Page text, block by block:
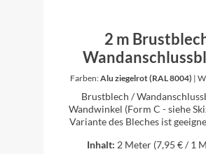
2 m
Wandwinkel
Dachblech
farbig 0,8 mm stark
Farben:Alu ziegelrot (RAL 8004) |
Brustblech /
Wandwinkel (Form C - siehe
Variante des Bleches ist
Trapezblecheindeckungen,
Inhalt: 2 Meter (7,95 € / 1